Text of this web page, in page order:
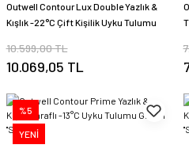
Outwell Contour Lux Double Yazlık &
Kışlık -22°C Çift Kişilik Uyku Tulumu
10.599,00 TL
10.069,05 TL
%5
YENİ